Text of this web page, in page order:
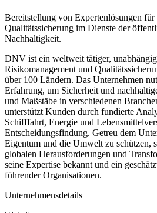
Bereitstellung von Expertenlösungen
Qualitätssicherung im Dienste der
Nachhaltigkeit.
DNV ist ein weltweit tätiger,
Risikomanagement und
über 100 Ländern. Das Unternehmen
Erfahrung, um Sicherheit und
und Maßstäbe in verschiedenen
unterstützt Kunden durch fundierte
Schifffahrt, Energie und
Entscheidungsfindung. Getreu dem
Eigentum und die Umwelt zu schützen,
globalen Herausforderungen und
seine Expertise bekannt und ein
führender Organisationen.
Unternehmensdetails